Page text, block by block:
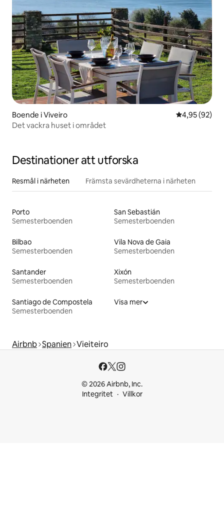
Boende i Viveiro 4,95 av 5 i
4,95 (92)
Det vackra huset i området
Destinationer att utforska
Resmål i närheten Främsta sevärdheterna i närheten
Porto
Semesterboenden
San Sebastián
Semesterboenden
Bilbao
Semesterboenden
Vila Nova de Gaia
Semesterboenden
Santander
Semesterboenden
Xixón
Semesterboenden
Santiago de Compostela
Semesterboenden
Visa mer
Airbnb Spanien Vieiteiro
© 2026 Airbnb, Inc.
Integritet
Villkor